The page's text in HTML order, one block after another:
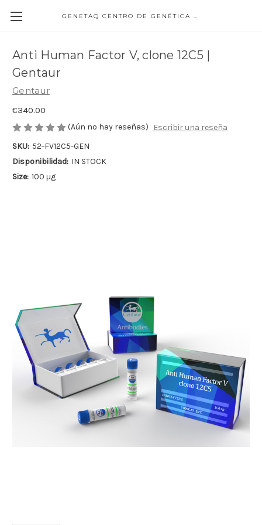
GENETAQ CENTRO DE GENÉTICA MOLECULAR
Anti Human Factor V, clone 12C5 |
Gentaur
Gentaur
€340.00
(Aún no hay reseñas)
Escribir una reseña
SKU: 52-FV12C5-GEN
Disponibilidad: IN STOCK
Size: 100 µg